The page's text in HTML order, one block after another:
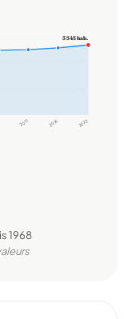
2011 2016 2022
3 545 hab.
1968